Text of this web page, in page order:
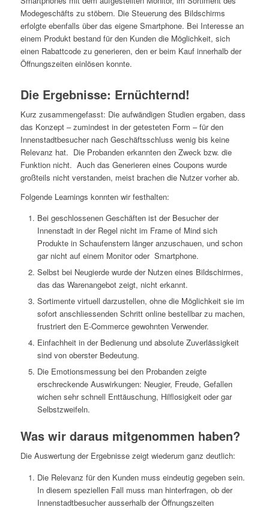
Modegeschäfts zu stöbern. Die Steuerung des Bildschirms
erfolgte ebenfalls über das eigene Smartphone. Bei Interesse an
einem Produkt bestand für den Kunden die Möglichkeit, sich
einen Rabattcode zu generieren, den er beim Kauf innerhalb der
Öffnungszeiten einlösen konnte.
Die Ergebnisse: Ernüchternd!
Kurz zusammengefasst: Die aufwändigen Studien ergaben, dass
das Konzept – zumindest in der getesteten Form – für den
Innenstadtbesucher nach Geschäftsschluss wenig bis keine
Relevanz hat. Die Probanden erkannten den Zweck bzw. die
Funktion nicht. Auch das Generieren eines Coupons wurde
großteils nicht verstanden, meist brachen die Nutzer vorher ab.
Folgende Learnings konnten wir festhalten:
Bei geschlossenen Geschäften ist der Besucher der
Innenstadt in der Regel nicht im Frame of Mind sich
Produkte in Schaufenstern länger anzuschauen, und schon
gar nicht auf einem Monitor oder Smartphone.
Selbst bei Neugierde wurde der Nutzen eines Bildschirmes,
das das Warenangebot zeigt, nicht erkannt.
Sortimente virtuell darzustellen, ohne die Möglichkeit sie im
sofort anschliessenden Schritt online bestellbar zu machen,
frustriert den E-Commerce gewohnten Verwender.
Einfachheit in der Bedienung und absolute Zuverlässigkeit
sind von oberster Bedeutung.
Die Emotionsmessung bei den Probanden zeigte
erschreckende Auswirkungen: Neugier, Freude, Gefallen
wichen sehr schnell Enttäuschung, Hilflosigkeit oder gar
Selbstzweifeln.
Was wir daraus mitgenommen haben?
Die Auswertung der Ergebnisse zeigt wiederum ganz deutlich:
Die Relevanz für den Kunden muss eindeutig gegeben sein.
In diesem speziellen Fall muss man hinterfragen, ob der
Innenstadtbesucher ausserhalb der Öffnungszeiten